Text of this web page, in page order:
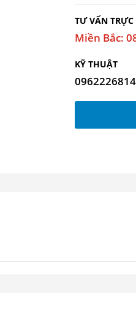
TƯ VẤN TRỰC
Miền Bắc:
KỸ THUẬT
0962226814